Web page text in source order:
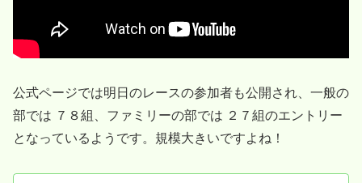
公式ページでは明日のレースの参加者も公開され、一般の
部では ７８組、ファミリーの部では ２７組のエントリー
となっているようです。規模大きいですよね！